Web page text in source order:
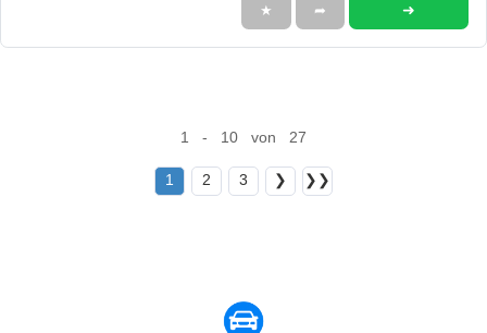
★ ➦ ➜
1 - 10 von 27
1 2 3 ❯ ❯❯